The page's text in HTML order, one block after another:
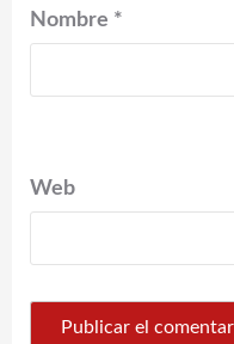
Nombre *
Web